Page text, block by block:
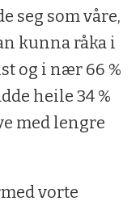
seg som våre,
kunna råka i
og i nær 66 %
heile 34 %
med lengre
vorte